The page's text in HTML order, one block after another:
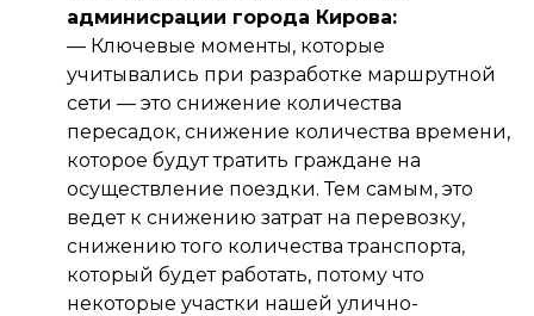
админисрации города Кирова:
— Ключевые моменты, которые
учитывались при разработке маршрутной
сети — это снижение количества
пересадок, снижение количества времени,
которое будут тратить граждане на
осуществление поездки. Тем самым, это
ведет к снижению затрат на перевозку,
снижению того количества транспорта,
который будет работать, потому что
некоторые участки нашей улично-